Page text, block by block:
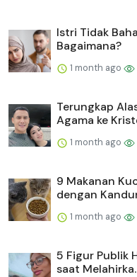
Istri Tidak
Bagaimana?
1 month ago
Terungkap
Agama ke
1 month ago
9 Makanan
dengan
1 month ago
5 Figur Publik
saat